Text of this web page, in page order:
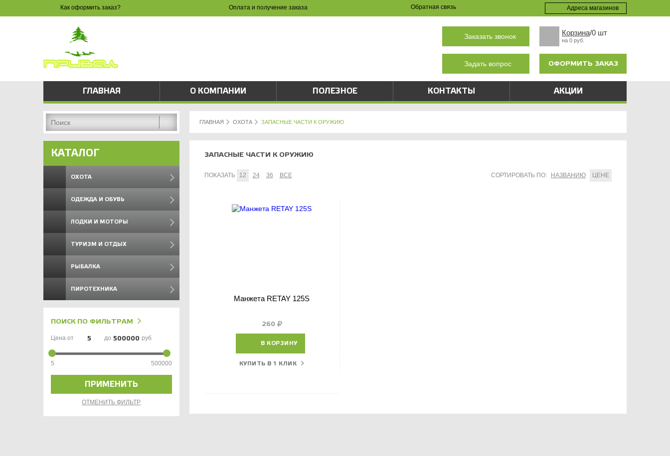
Как оформить заказ? Оплата и получение заказа Обратная связь Адреса магазинов
Заказать звонок Корзина/0 шт
на 0 руб.
Задать вопрос ОФОРМИТЬ ЗАКАЗ
ГЛАВНАЯ О КОМПАНИИ ПОЛЕЗНОЕ КОНТАКТЫ АКЦИИ
КАТАЛОГ
ОХОТА
ОДЕЖДА И ОБУВЬ
ЛОДКИ И МОТОРЫ
ТУРИЗМ И ОТДЫХ
РЫБАЛКА
ПИРОТЕХНИКА
ПОИСК ПО ФИЛЬТРАМ
Цена от до руб
5 500000
ПРИМЕНИТЬ
ОТМЕНИТЬ ФИЛЬТР
ГЛАВНАЯ ОХОТА ЗАПАСНЫЕ ЧАСТИ К ОРУЖИЮ
ЗАПАСНЫЕ ЧАСТИ К ОРУЖИЮ
ПОКАЗАТЬ 12 24 36 ВСЕ СОРТИРОВАТЬ ПО: НАЗВАНИЮ ЦЕНЕ
Манжета RETAY 125S
260
В КОРЗИНУ
КУПИТЬ В 1 КЛИК